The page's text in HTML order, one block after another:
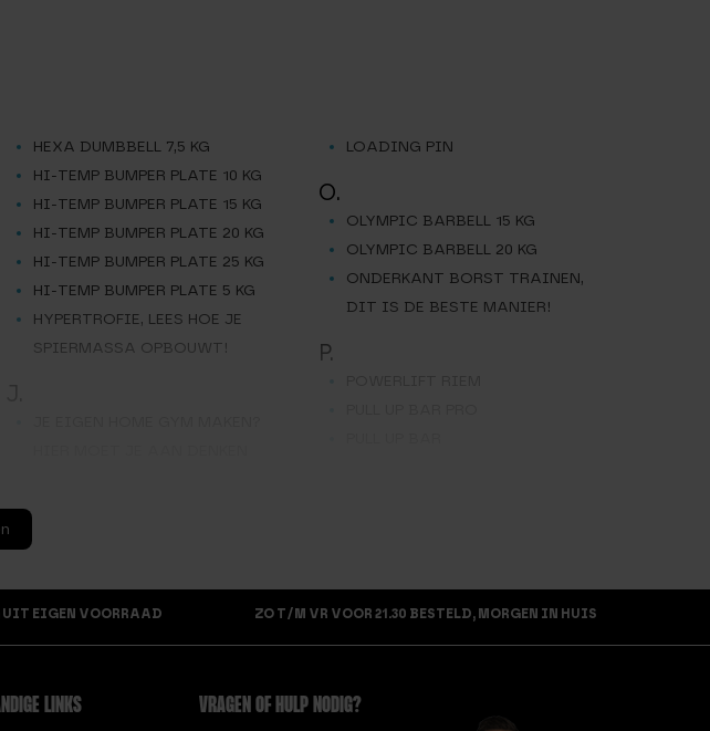
HEXA DUMBBELL 7,5 KG
HI-TEMP BUMPER PLATE 10 KG
HI-TEMP BUMPER PLATE 15 KG
HI-TEMP BUMPER PLATE 20 KG
HI-TEMP BUMPER PLATE 25 KG
HI-TEMP BUMPER PLATE 5 KG
HYPERTROFIE, LEES HOE JE
SPIERMASSA OPBOUWT!
KNEE SLEEVE MAAT M
KNEE SLEEVE SKULL MAAT M
LOADING PIN
O.
OLYMPIC BARBELL 15 KG
OLYMPIC BARBELL 20 KG
ONDERKANT BORST TRAINEN,
DIT IS DE BESTE MANIER!
P.
TIPS OM GOED TE BEGINNEN
MET FITNESS
TURNLEERTJES
V.
VERSTELBARE DIP BARS
UIT EIGEN VOORRAAD ZO T/M VR VOOR 21.30 BESTELD, MORGEN IN HUIS
LINKS VRAGEN OF HULP NODIG?